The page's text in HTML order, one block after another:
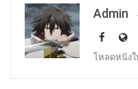
Admin
โหลดหนัง